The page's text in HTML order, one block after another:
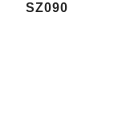
SZ090